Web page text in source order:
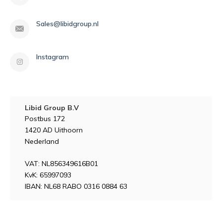
Sales@libidgroup.nl
Instagram
Libid Group B.V
Postbus 172
1420 AD Uithoorn
Nederland
VAT: NL856349616B01
KvK: 65997093
IBAN: NL68 RABO 0316 0884 63